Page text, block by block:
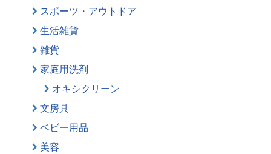
スポーツ・アウトドア
生活雑貨
雑貨
家庭用洗剤
オキシクリーン
文房具
ベビー用品
美容